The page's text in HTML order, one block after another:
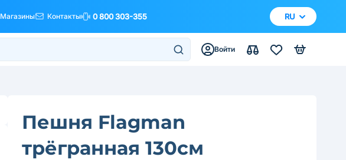
Магазины Контакты 0 800 303-355 RU
Войти
Пешня Flagman
трёгранная 130см